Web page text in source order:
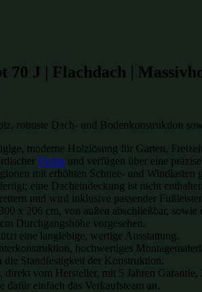
J | Flachdach |
robuste Dach- und Bodenkonstruktion
moderne Holzlösung für Garten,
Fichte und verfügen über eine präzise
mit erhöhten Schnee- und Windlasten
eine Dacheindeckung ist nicht
und wird inklusive passender
x 206 cm, von außen abschließbar,
Durchgangshöhe vorgesehen.
eine langlebige, wertige Ausstattung.
hochwertiges
die Standfestigkeit der Konstruktion.
direkt vom Hersteller, mit 5 Jahren
einfach das Verkaufsteam an.